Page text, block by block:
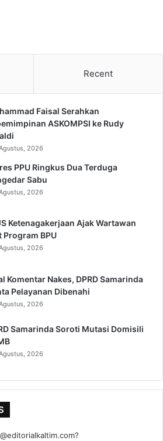
Recent
Faisal Serahkan
ASKOMPSI ke Rudy
2026
PPU Ringkus Dua Terduga
Sabu
2026
Ketenagakerjaan Ajak Wartawan
Program BPU
2026
Komentar Nakes, DPRD Samarinda
Pelayanan Dibenahi
2026
Samarinda Soroti Mutasi Domisili
2026